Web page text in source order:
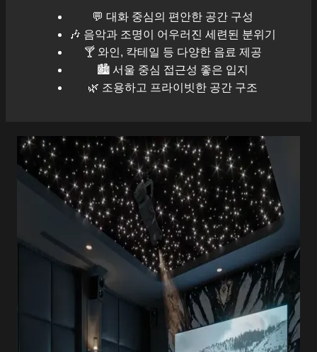
💬 대화 중심의 편안한 공간 구성
🎶 음악과 조명이 어우러진 세련된 분위기
🍸 와인, 칵테일 등 다양한 음료 제공
🏙️ 서울 중심 접근성 좋은 입지
🌿 조용하고 프라이빗한 공간 구조